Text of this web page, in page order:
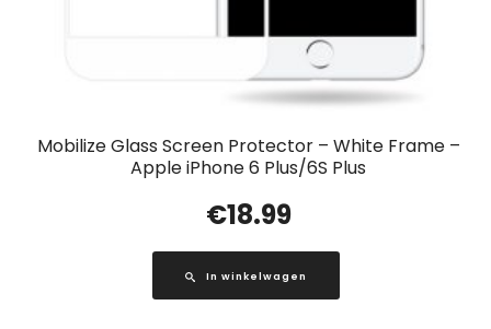
Mobilize Glass Screen Protector – White Frame –
Apple iPhone 6 Plus/6S Plus
€18.99
In winkelwagen